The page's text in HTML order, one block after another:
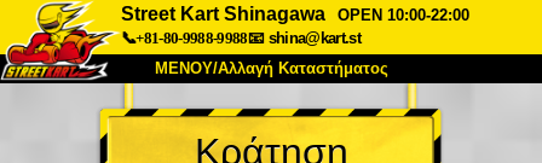
Street Kart Shinagawa
OPEN 10:00-22:00
📞+81-80-9988-9988📧 shina@kart.st
ΜΕΝΟΥ/Αλλαγή Καταστήματος
ΚΥΡΙΩΣ
Κράτηση